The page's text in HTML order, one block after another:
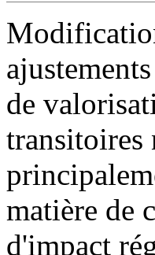
de
transitoires
matière de
d'impact